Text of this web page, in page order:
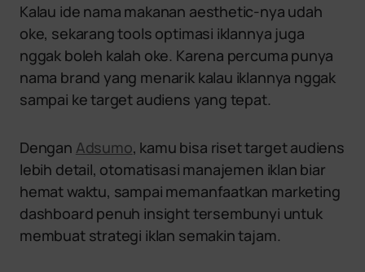
Kalau ide nama makanan aesthetic-nya udah
oke, sekarang tools optimasi iklannya juga
nggak boleh kalah oke. Karena percuma punya
nama brand yang menarik kalau iklannya nggak
sampai ke target audiens yang tepat.
Dengan Adsumo, kamu bisa riset target audiens
lebih detail, otomatisasi manajemen iklan biar
hemat waktu, sampai memanfaatkan marketing
dashboard penuh insight tersembunyi untuk
membuat strategi iklan semakin tajam.